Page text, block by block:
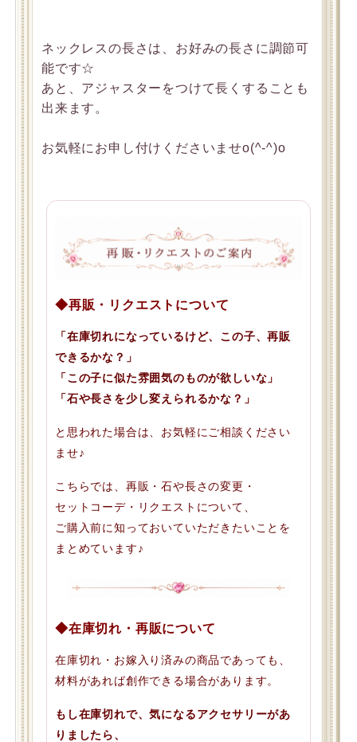
ネックレスの長さは、お好みの長さに調節可
能です☆
あと、アジャスターをつけて長くすることも
出来ます。
お気軽にお申し付けくださいませo(^-^)o
◆再販・リクエストについて
「在庫切れになっているけど、この子、再販
できるかな？」
「この子に似た雰囲気のものが欲しいな」
「石や長さを少し変えられるかな？」
と思われた場合は、お気軽にご相談ください
ませ♪
こちらでは、再販・石や長さの変更・
セットコーデ・リクエストについて、
ご購入前に知っておいていただきたいことを
まとめています♪
◆在庫切れ・再販について
在庫切れ・お嫁入り済みの商品であっても、
材料があれば創作できる場合があります。
もし在庫切れで、気になるアクセサリーがあ
りましたら、